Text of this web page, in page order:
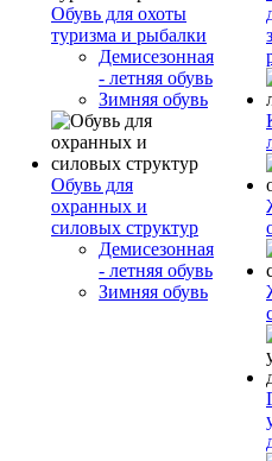
Обувь для охоты
туризма и рыбалки
Демисезонная
- летняя обувь
Зимняя обувь
Обувь для
охранных и
силовых структур
Демисезонная
- летняя обувь
Зимняя обувь